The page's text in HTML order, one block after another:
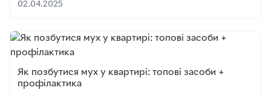
02.04.2025
Як позбутися мух у квартирі: топові засоби +
профілактика